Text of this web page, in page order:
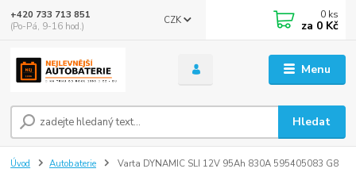
Menu
CZK
Hledat
+420 733 713 851
(Po-Pá, 9-16 hod.)
0 ks
za 0 Kč
Úvod Autobaterie Varta DYNAMIC SLI 12V 95Ah 830A 595405083 G8